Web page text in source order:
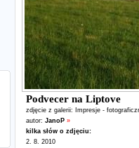
Podvecer na Liptove
zdjęcie z galerii:
Impresje -
autor: JanoP »
kilka słów o zdjęciu:
2. 8. 2010